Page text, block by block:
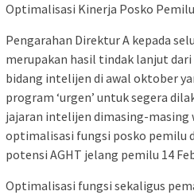
Optimalisasi Kinerja Posko
Pengarahan Direktur A kepada
merupakan hasil tindak lanjut
bidang intelijen di awal oktober
program ‘urgen’ untuk segera
jajaran intelijen dimasing-masing
optimalisasi fungsi posko pemilu
potensi AGHT jelang pemilu 14
Optimalisasi fungsi sekaligus